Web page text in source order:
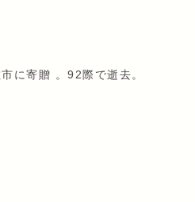
に寄贈 。92際で逝去。